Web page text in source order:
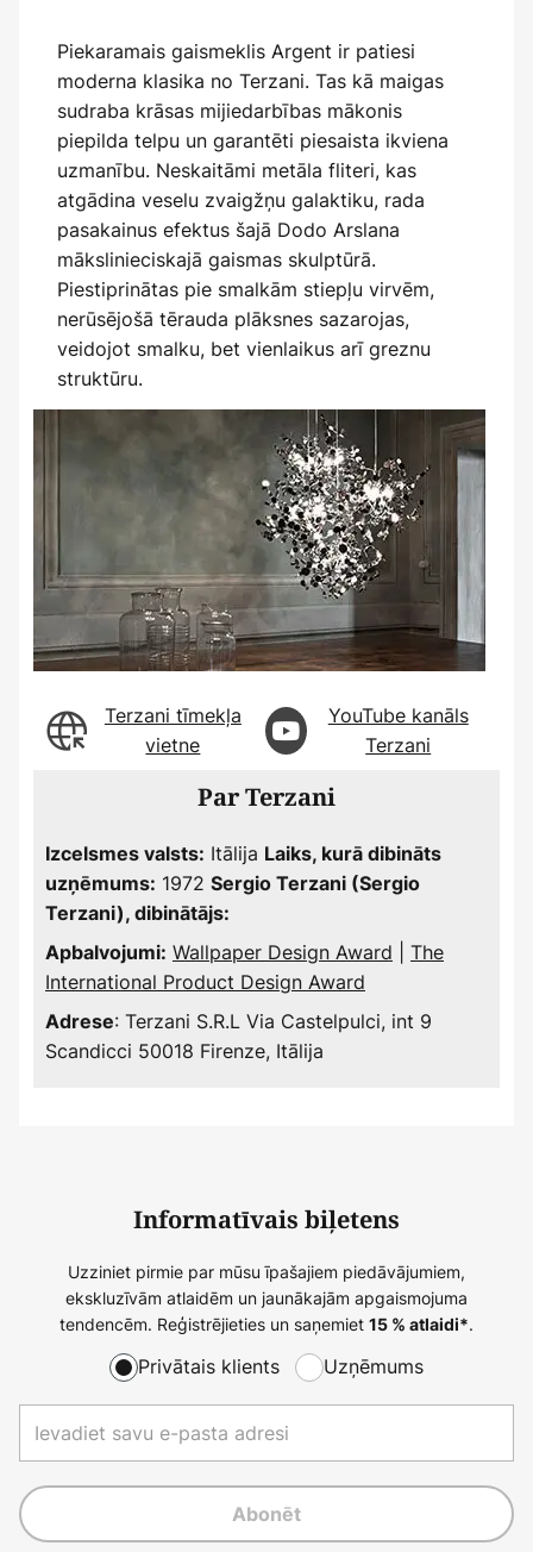
Piekaramais gaismeklis Argent ir patiesi
moderna klasika no Terzani. Tas kā maigas
sudraba krāsas mijiedarbības mākonis
piepilda telpu un garantēti piesaista ikviena
uzmanību. Neskaitāmi metāla fliteri, kas
atgādina veselu zvaigžņu galaktiku, rada
pasakainus efektus šajā Dodo Arslana
mākslinieciskajā gaismas skulptūrā.
Piestiprinātas pie smalkām stiepļu virvēm,
nerūsējošā tērauda plāksnes sazarojas,
veidojot smalku, bet vienlaikus arī greznu
struktūru.
Terzani tīmekļa
vietne
YouTube kanāls
Terzani
Par Terzani
Izcelsmes valsts: Itālija Laiks, kurā dibināts
uzņēmums: 1972 Sergio Terzani (Sergio
Terzani), dibinātājs:
Apbalvojumi: Wallpaper Design Award
The
International Product Design Award
Adrese: Terzani S.R.L Via Castelpulci, int 9
Scandicci 50018 Firenze, Itālija
Informatīvais biļetens
Uzziniet pirmie par mūsu īpašajiem piedāvājumiem,
ekskluzīvām atlaidēm un jaunākajām apgaismojuma
tendencēm. Reģistrējieties un saņemiet 15 % atlaidi*.
Privātais klients Uzņēmums
Abonēt